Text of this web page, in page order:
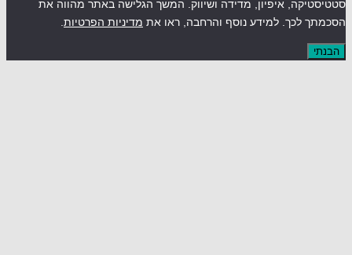
איפיון, מדידה ושיווק. המשך הגלישה באתר מהווה את
לכך. למידע נוסף והרחבה, ראו את מדיניות הפרטיות.